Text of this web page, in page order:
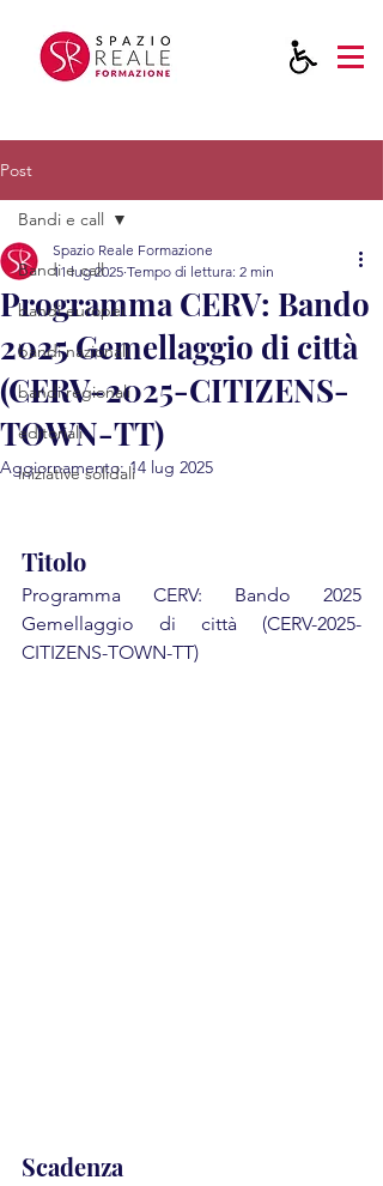
Post
Bandi e call
bandi europei
bandi nazionali
bandi regionali
editoriali
iniziative solidali
Bandi e call
Programma CERV: Bando
2025 Gemellaggio di città
(CERV-2025-CITIZENS-
TOWN-TT)
Spazio Reale Formazione
11 lug 2025 Tempo di lettura: 2 min
Aggiornamento:14 lug 2025
Titolo
Programma CERV: Bando 2025
Gemellaggio di città (CERV-2025-
CITIZENS-TOWN-TT)
Scadenza